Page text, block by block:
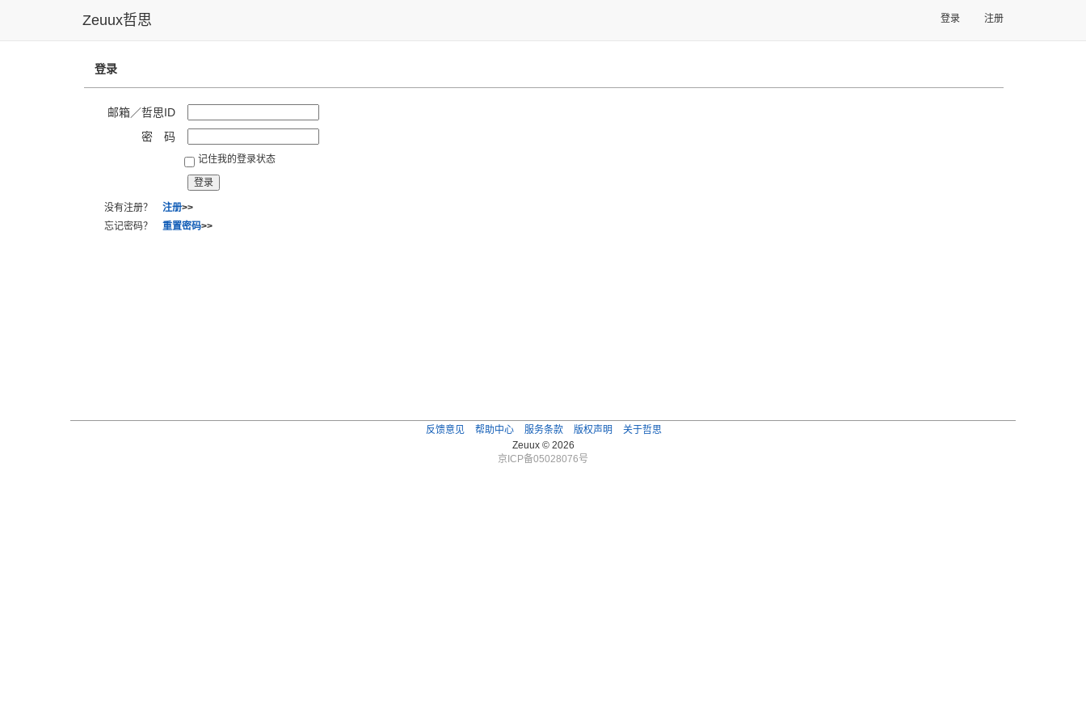
Zeuux哲思 登录 注册
登录
邮箱／哲思ID
密 码
记住我的登录状态
没有注册？ 注册>>
忘记密码？ 重置密码>>
反馈意见 帮助中心 服务条款 版权声明
关于哲思
Zeuux © 2026
京ICP备05028076号